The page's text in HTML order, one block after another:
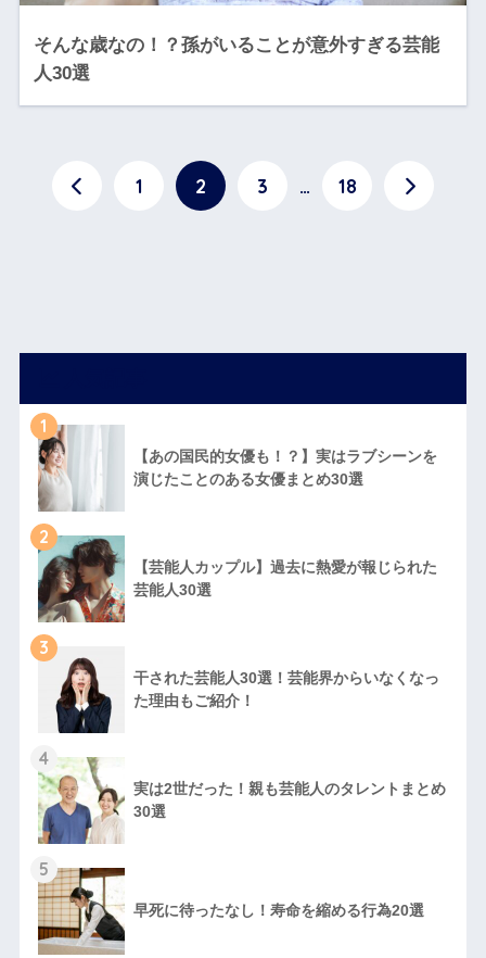
そんな歳なの！？孫がいることが意外すぎる芸能
人30選
1 2 3 … 18
1
【あの国民的女優も！？】実はラブシーンを
演じたことのある女優まとめ30選
2
【芸能人カップル】過去に熱愛が報じられた
芸能人30選
3
干された芸能人30選！芸能界からいなくなっ
た理由もご紹介！
4
実は2世だった！親も芸能人のタレントまとめ
30選
5
早死に待ったなし！寿命を縮める行為20選